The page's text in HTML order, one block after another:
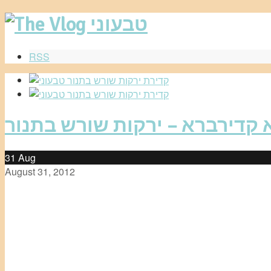
RSS
קדירברא – ירקות שורש בתנור
31 Aug
August 31, 2012